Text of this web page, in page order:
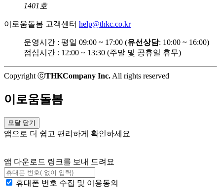
1401호
이로움돌봄 고객센터 help@thkc.co.kr
운영시간 : 평일 09:00 ~ 17:00 (유선상담: 10:00 ~ 16:00)
점심시간 : 12:00 ~ 13:30 (주말 및 공휴일 휴무)
Copyright ⓒTHKCompany Inc. All rights reserved
이로움돌봄
모달 닫기
앱으로 더 쉽고 편리하게 확인하세요
앱 다운로드 링크를 보내 드려요
휴대폰 번호 수집 및 이용동의